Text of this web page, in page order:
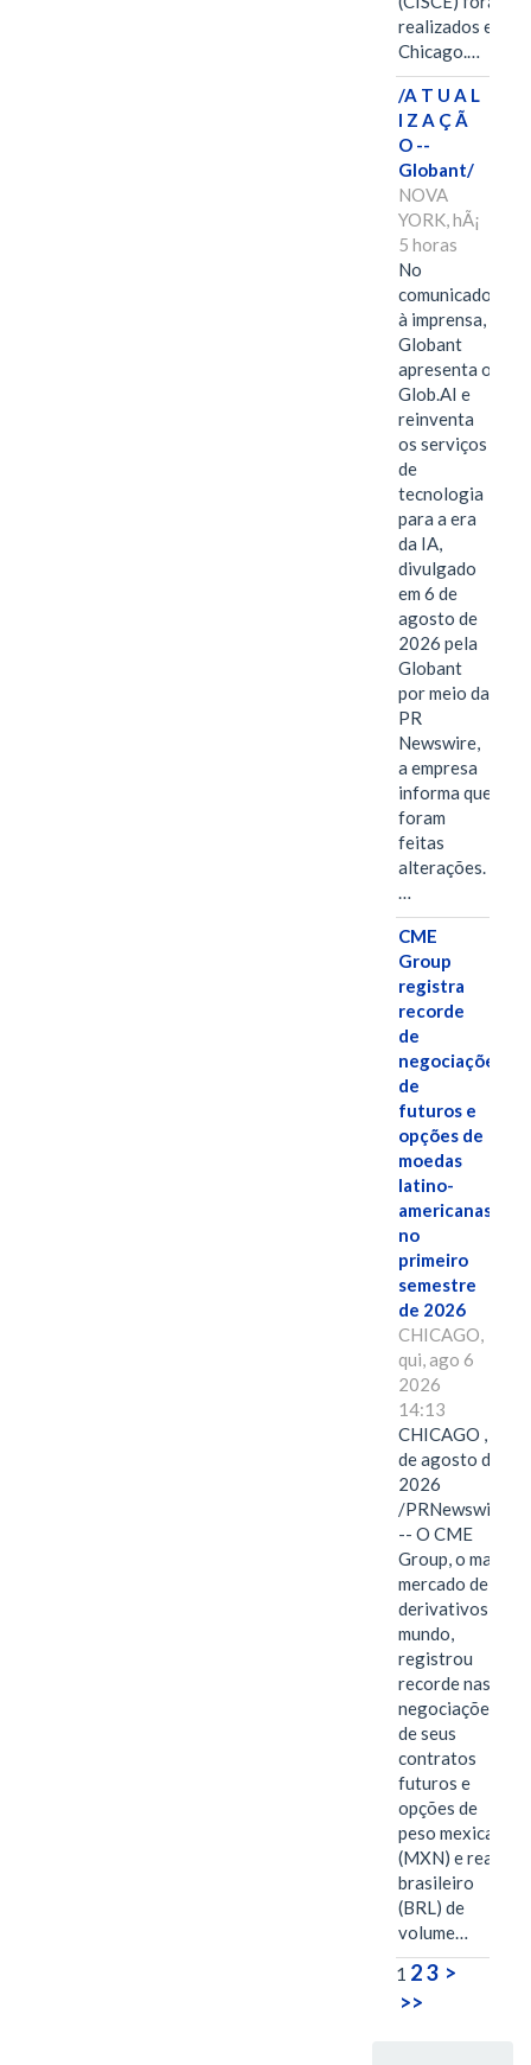
realizados em
Chicago.…
/A T U A L
I Z A Ç Ã
O --
Globant/
NOVA
YORK, hÃ¡
5 horas
No
comunicado
à imprensa,
Globant
apresenta o
Glob.AI e
reinventa
os serviços
de
tecnologia
para a era
da IA,
divulgado
em 6 de
agosto de
2026 pela
Globant
por meio da
PR
Newswire,
a empresa
informa que
foram
feitas
alterações.
…
CME
Group
registra
recorde
de
negociações
de
futuros e
opções de
moedas
latino-
americanas
no
primeiro
semestre
de 2026
CHICAGO,
qui, ago 6
2026
14:13
CHICAGO , 6
de agosto de
2026
/PRNewswire/
-- O CME
Group, o maior
mercado de
derivativos do
mundo,
registrou
recorde nas
negociações
de seus
contratos
futuros e
opções de
peso mexicano
(MXN) e real
brasileiro
(BRL) de
volume…
1 23 >
>>